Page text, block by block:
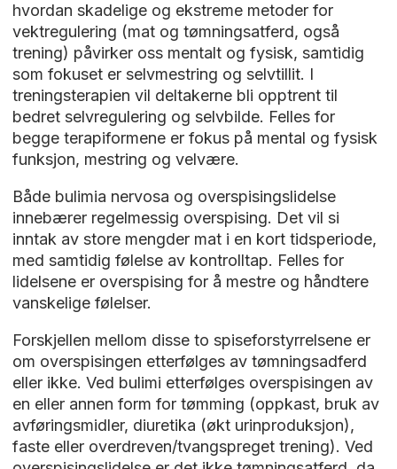
hvordan skadelige og ekstreme metoder for
vektregulering (mat og tømningsatferd, også
trening) påvirker oss mentalt og fysisk, samtidig
som fokuset er selvmestring og selvtillit. I
treningsterapien vil deltakerne bli opptrent til
bedret selvregulering og selvbilde. Felles for
begge terapiformene er fokus på mental og fysisk
funksjon, mestring og velvære.
Både bulimia nervosa og overspisingslidelse
innebærer regelmessig overspising. Det vil si
inntak av store mengder mat i en kort tidsperiode,
med samtidig følelse av kontrolltap. Felles for
lidelsene er overspising for å mestre og håndtere
vanskelige følelser.
Forskjellen mellom disse to spiseforstyrrelsene er
om overspisingen etterfølges av tømningsadferd
eller ikke. Ved bulimi etterfølges overspisingen av
en eller annen form for tømming (oppkast, bruk av
avføringsmidler, diuretika (økt urinproduksjon),
faste eller overdreven/tvangspreget trening). Ved